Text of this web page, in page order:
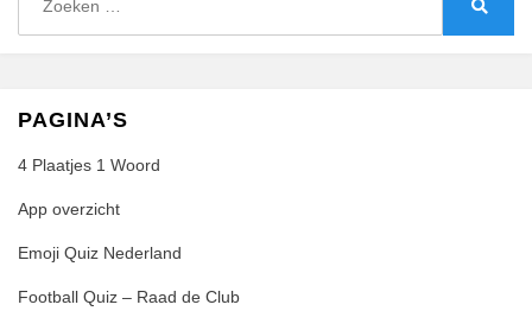
naar:
PAGINA’S
4 Plaatjes 1 Woord
App overzicht
Emoji Quiz Nederland
Football Quiz – Raad de Club